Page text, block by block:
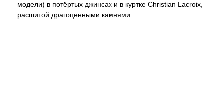
модели) в потёртых джинсах и в куртке Christian Lacroix,
расшитой драгоценными камнями.